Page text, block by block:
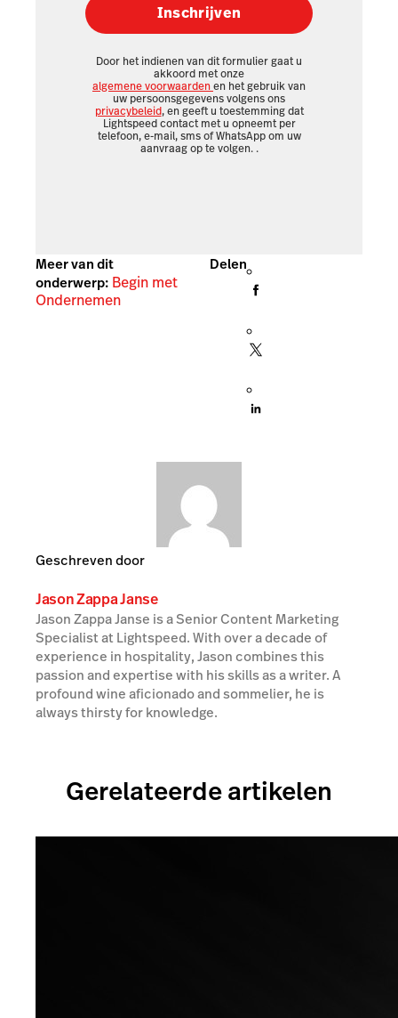
Inschrijven
Door het indienen van dit formulier gaat u
akkoord met onze
algemene voorwaardenen het gebruik van
uw persoonsgegevens volgens ons
privacybeleid, en geeft u toestemming dat
Lightspeed contact met u opneemt per
telefoon, e-mail, sms of WhatsApp om uw
aanvraag op te volgen. .
Meer van dit
onderwerp: Begin met
Ondernemen
Delen
Geschreven door
Jason Zappa Janse
Jason Zappa Janse is a Senior Content Marketing
Specialist at Lightspeed. With over a decade of
experience in hospitality, Jason combines this
passion and expertise with his skills as a writer. A
profound wine aficionado and sommelier, he is
always thirsty for knowledge.
Gerelateerde artikelen